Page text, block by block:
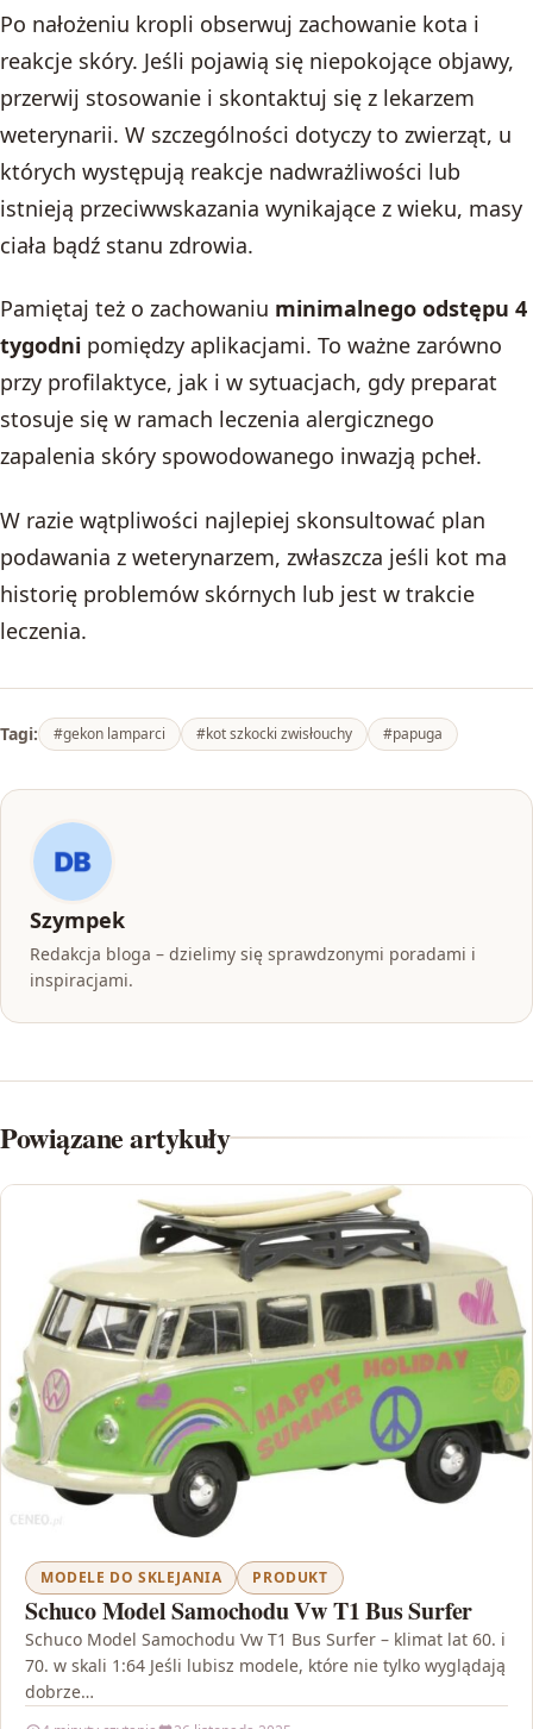
Po nałożeniu kropli obserwuj zachowanie kota i
reakcje skóry. Jeśli pojawią się niepokojące objawy,
przerwij stosowanie i skontaktuj się z lekarzem
weterynarii. W szczególności dotyczy to zwierząt, u
których występują reakcje nadwrażliwości lub
istnieją przeciwwskazania wynikające z wieku, masy
ciała bądź stanu zdrowia.
Pamiętaj też o zachowaniu minimalnego odstępu 4
tygodni pomiędzy aplikacjami. To ważne zarówno
przy profilaktyce, jak i w sytuacjach, gdy preparat
stosuje się w ramach leczenia alergicznego
zapalenia skóry spowodowanego inwazją pcheł.
W razie wątpliwości najlepiej skonsultować plan
podawania z weterynarzem, zwłaszcza jeśli kot ma
historię problemów skórnych lub jest w trakcie
leczenia.
Tagi: #gekon lamparci #kot szkocki zwisłouchy #papuga
Szympek
Redakcja bloga – dzielimy się sprawdzonymi poradami i
inspiracjami.
Powiązane artykuły
MODELE DO SKLEJANIA PRODUKT
Schuco Model Samochodu Vw T1 Bus Surfer
Schuco Model Samochodu Vw T1 Bus Surfer – klimat lat 60. i
70. w skali 1:64 Jeśli lubisz modele, które nie tylko wyglądają
dobrze…